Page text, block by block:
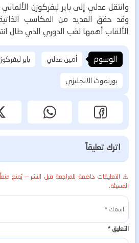
وانتقل عدلي إلى باير ليفركوزن
وقد حقق العديد من المكاسب
الألقاب أهمها لقب الدوري الذي طال
الوسوم أمين عدلي
باير
بورنموث الانجليزي
اترك تعليقاً
⚠️ التعليقات خاضعة للمراجعة قبل النشر — يُمنع منعاً
المسيئة.
التعليق*